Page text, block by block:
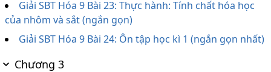
Giải SBT Hóa 9 Bài 23: Thực hành: Tính chất hóa học
của nhôm và sắt (ngắn gọn)
Giải SBT Hóa 9 Bài 24: Ôn tập học kì 1 (ngắn gọn nhất)
Chương 3